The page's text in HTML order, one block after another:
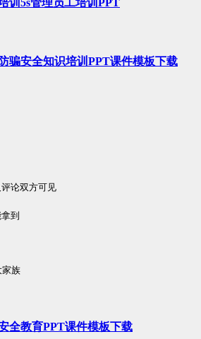
训5s管理员工培训PPT
骗安全知识培训PPT课件模板下载
论双方可见
到
家族
全教育PPT课件模板下载